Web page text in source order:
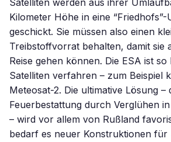
Satelliten werden aus ihrer
Kilometer Höhe in eine
geschickt. Sie müssen also einen
Treibstoffvorrat behalten, damit sie
Reise gehen können. Die ESA ist
Satelliten verfahren – zum Beispiel
Meteosat-2. Die ultimative Lösung –
Feuerbestattung durch Verglühen
– wird vor allem von Rußland
bedarf es neuer Konstruktionen für